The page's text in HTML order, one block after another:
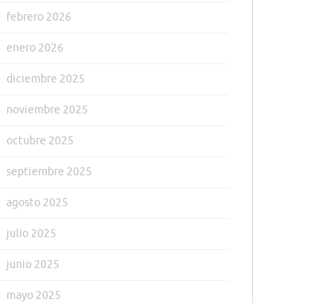
febrero 2026
enero 2026
diciembre 2025
noviembre 2025
octubre 2025
septiembre 2025
agosto 2025
julio 2025
junio 2025
mayo 2025